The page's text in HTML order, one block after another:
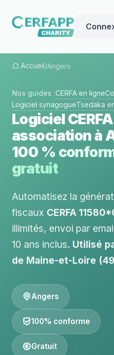
Accueil/Angers
Nos guides :CERFA en ligne
Logiciel synagogueTsedaka
Logiciel
association à
100 %
gratuit
Automatisez la
fiscaux CERFA
illimités, envoi par
10 ans inclus. Utilisé
de Maine-et-Loire
Angers
100% conforme
Gratuit